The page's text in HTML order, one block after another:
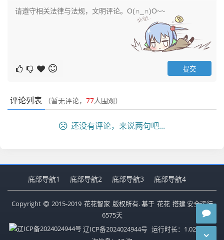
评论列表 （暂无评论， 77人围观）
还没有评论，来说两句吧...
底部导航1 底部导航2 底部导航3 底部导航4
Copyright 2015-2019 花花智家 版权所有. 基于 花花 搭建 安全运行
6575天
辽ICP备2024024944号 运行时长：1.021秒